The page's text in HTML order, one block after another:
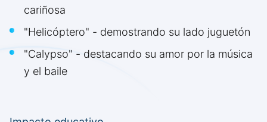
cariñosa
"Helicóptero" - demostrando su lado juguetón
"Calypso" - destacando su amor por la música
y el baile